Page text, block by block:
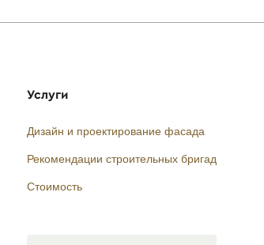
Услуги
Дизайн и проектирование фасада
Рекомендации строительных бригад
Стоимость